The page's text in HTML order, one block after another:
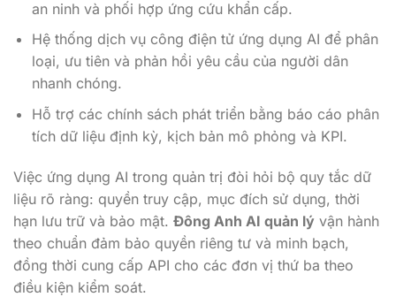
an ninh và phối hợp ứng cứu khẩn cấp.
Hệ thống dịch vụ công điện tử ứng dụng AI để phân
loại, ưu tiên và phản hồi yêu cầu của người dân
nhanh chóng.
Hỗ trợ các chính sách phát triển bằng báo cáo phân
tích dữ liệu định kỳ, kịch bản mô phỏng và KPI.
Việc ứng dụng AI trong quản trị đòi hỏi bộ quy tắc dữ
liệu rõ ràng: quyền truy cập, mục đích sử dụng, thời
hạn lưu trữ và bảo mật. Đông Anh AI quản lý vận hành
theo chuẩn đảm bảo quyền riêng tư và minh bạch,
đồng thời cung cấp API cho các đơn vị thứ ba theo
điều kiện kiểm soát.